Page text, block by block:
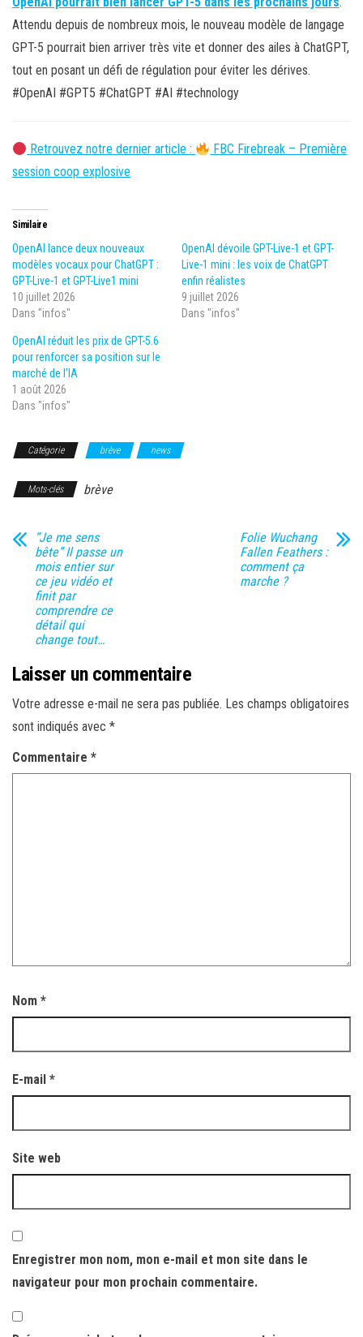
Attendu depuis de nombreux mois, le nouveau modèle de langage
GPT-5 pourrait bien arriver très vite et donner des ailes à ChatGPT,
tout en posant un défi de régulation pour éviter les dérives.
#OpenAI #GPT5 #ChatGPT #AI #technology
Retrouvez notre dernier article :
FBC Firebreak – Première
session coop explosive
Similaire
OpenAI lance deux nouveaux
modèles vocaux pour ChatGPT :
GPT-Live-1 et GPT-Live1 mini
10 juillet 2026
Dans "infos"
OpenAI dévoile GPT-Live-1 et GPT-
Live-1 mini : les voix de ChatGPT
enfin réalistes
9 juillet 2026
Dans "infos"
OpenAI réduit les prix de GPT-5.6
pour renforcer sa position sur le
marché de l’IA
1 août 2026
Dans "infos"
Catégorie brève news
Mots-clés brève
“Je me sens
bête” Il passe un
mois entier sur
ce jeu vidéo et
finit par
comprendre ce
détail qui
change tout…
Folie Wuchang
Fallen Feathers :
comment ça
marche ?
Laisser un commentaire
Votre adresse e-mail ne sera pas publiée. Les champs obligatoires
sont indiqués avec *
Commentaire *
Nom *
E-mail *
Site web
Enregistrer mon nom, mon e-mail et mon site dans le
navigateur pour mon prochain commentaire.